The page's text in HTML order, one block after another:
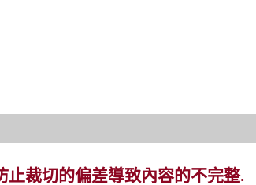
止裁切的偏差導致內容的不完整.